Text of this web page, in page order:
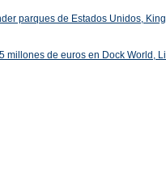
parques de Estados Unidos,
millones de euros en Dock World,